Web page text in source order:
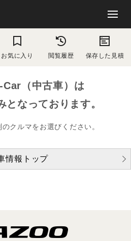
お気に入り 閲覧履歴 保存した見積
Car（中古車）は
となっております。
クルマをお選びください。
情報トップ